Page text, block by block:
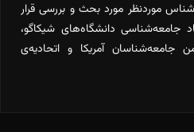
موردنظر مورد بحث و بررسی قرار
جامعه‌شناسی دانشگاه‌های شیکاگو،
جامعه‌شناسان آمریکا و اتحادیه‌ی